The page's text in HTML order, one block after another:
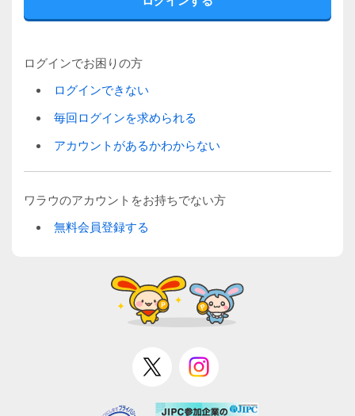
ログインでお困りの方
ログインできない
毎回ログインを求められる
アカウントがあるかわからない
ワラウのアカウントをお持ちでない方
無料会員登録する